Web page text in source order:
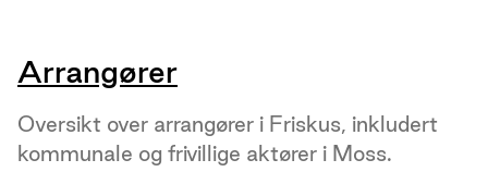
Arrangører
Oversikt over arrangører i Friskus, inkludert
kommunale og frivillige aktører i Moss.